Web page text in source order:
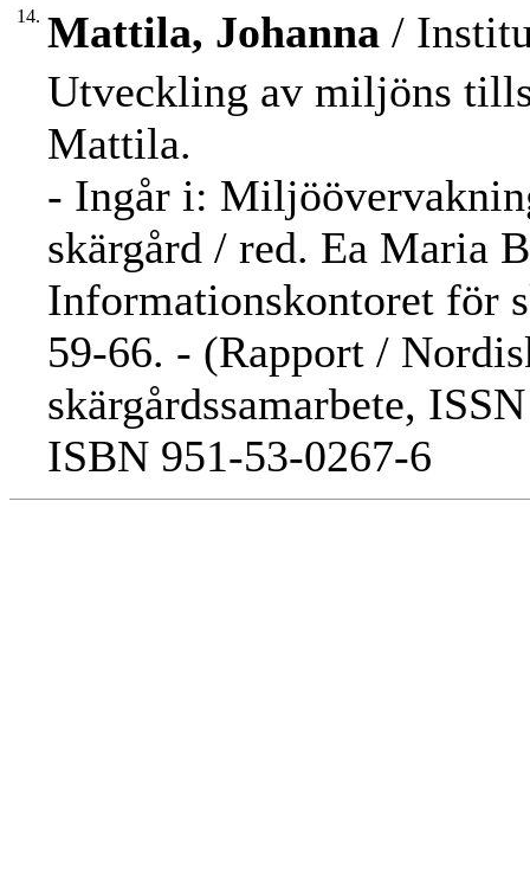
14. Mattila, Johanna /
Utveckling av miljöns
Mattila.
- Ingår i:
skärgård / red. Ea Maria
Informationskontoret för
59-66. - (Rapport /
skärgårdssamarbete,
ISBN 951-53-0267-6